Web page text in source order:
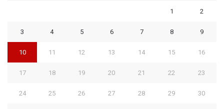
1 2
3 4 5 6 7 8 9
10 11 12 13 14 15 16
17 18 19 20 21 22 23
24 25 26 27 28 29 30